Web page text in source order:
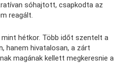
sóhajtott, csapkodta az
reagált.
mint hétkor. Több időt szentelt a
hanem hivatalosan, a zárt
magának kellett megkeresnie a